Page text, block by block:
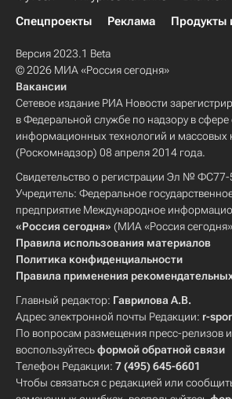
Спецпроекты
Реклама Продукты
Версия 2023.1 Beta
© 2026 МИА «Россия сегодня»
Вакансии
Сетевое издание РИА Новости
в Федеральной службе по надзору в сфере
информационных технологий и массовых
(Роскомнадзор) 08 апреля 2014 года.
Свидетельство о регистрации Эл №
Учредитель: Федеральное
предприятие Международное
«Россия сегодня» (МИА «Россия
Правила использования материалов
Политика конфиденциальности
Правила применения
Главный редактор: Гаврилова А.В.
Адрес электронной почты Редакции: r-
По вопросам размещения пресс-релизов
воспользуйтесьформой обратной связи
Телефон Редакции: 7 (495) 645-6601
Чтобы связаться с редакцией или